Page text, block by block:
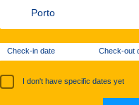
Check-in date Check-out
I don't have specific dates yet